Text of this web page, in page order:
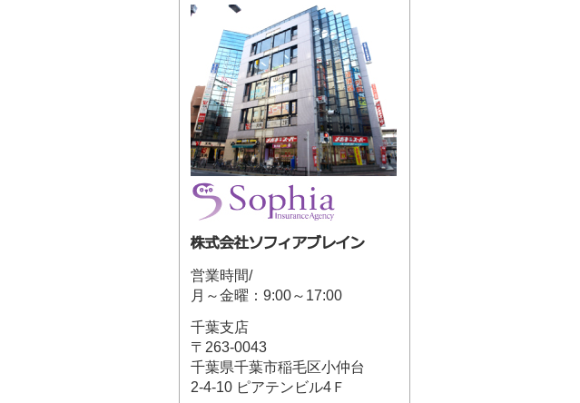
営業時間/
月～金曜：9:00～17:00
千葉支店
〒263-0043
千葉県千葉市稲毛区小仲台
2-4-10 ピアテンビル4Ｆ